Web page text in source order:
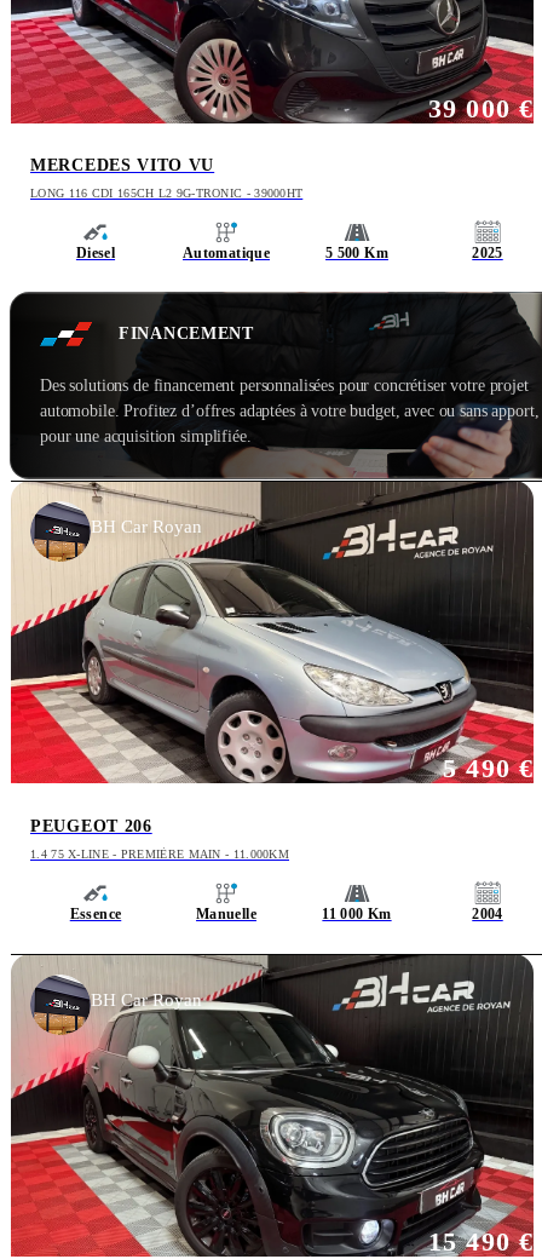
MERCEDES VITO VU
LONG 116 CDI 165CH L2 9G-TRONIC - 39000HT
Diesel Automatique 5 500 Km 2025
39 000 €
FINANCEMENT
Des solutions de financement personnalisées pour concrétiser votre projet
automobile. Profitez d’offres adaptées à votre budget, avec ou sans apport,
pour une acquisition simplifiée.
PEUGEOT 206
1.4 75 X-LINE - PREMIÈRE MAIN - 11.000KM
Essence Manuelle 11 000 Km 2004
5 490 €
BH Car Royan
15 490 €
BH Car Royan